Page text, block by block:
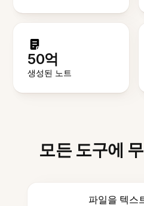
50억
생성된 노트
모든 도구에
파일을 텍스